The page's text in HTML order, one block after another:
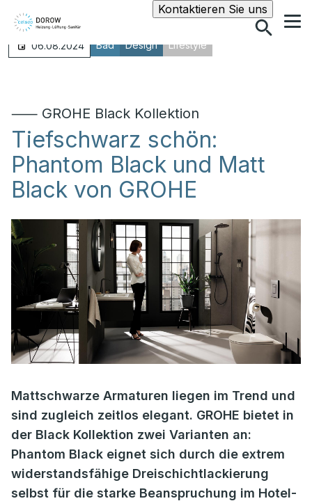
Kontaktieren Sie unsSuche
06.08.2024 Bad Design Lifestyle
⸺ GROHE Black Kollektion
Tiefschwarz schön:
Phantom Black und Matt
Black von GROHE
Mattschwarze Armaturen liegen im Trend und
sind zugleich zeitlos elegant. GROHE bietet in
der Black Kollektion zwei Varianten an:
Phantom Black eignet sich durch die extrem
widerstandsfähige Dreischichtlackierung
selbst für die starke Beanspruchung im Hotel-